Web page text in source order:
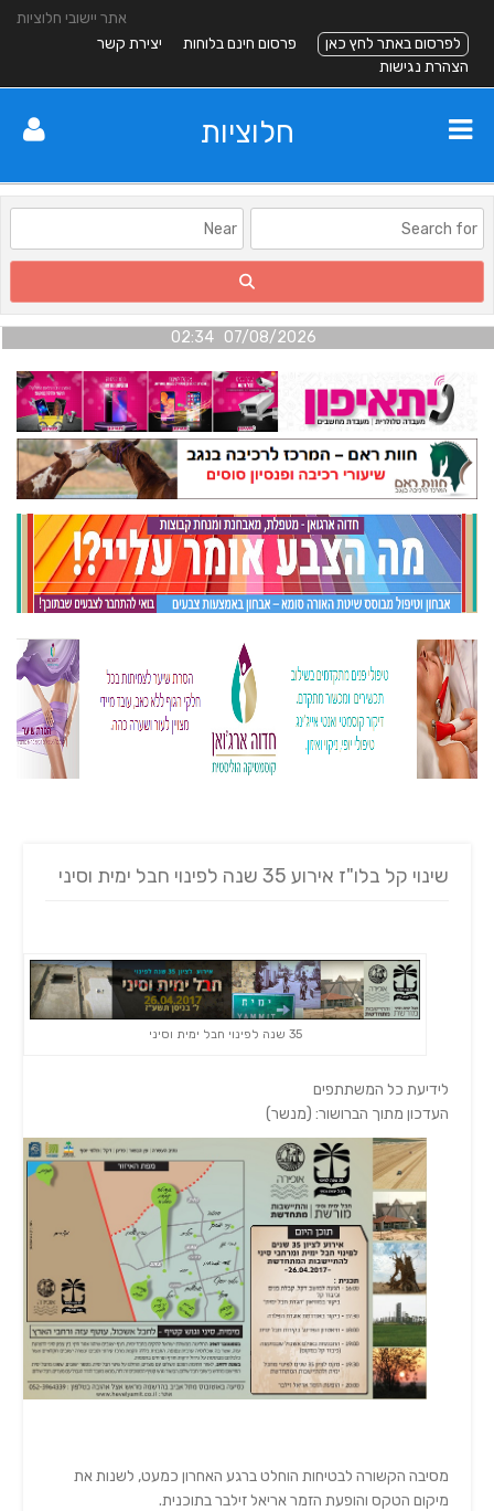
אתר יישובי חלוציות
לפרסום באתר לחץ כאן
פרסום חינם בלוחות
יצירת קשר
הצהרת נגישות
חלוציות
07/08/2026 02:34
שינוי קל בלו"ז אירוע 35 שנה לפינוי חבל ימית וסיני
35 שנה לפינוי חבל ימית וסיני
לידיעת כל המשתתפים
העדכון מתוך הברושור: (מנשר)
מסיבה הקשורה לבטיחות הוחלט ברגע האחרון כמעט, לשנות את
מיקום הטקס והופעת הזמר אריאל זילבר בתוכנית.